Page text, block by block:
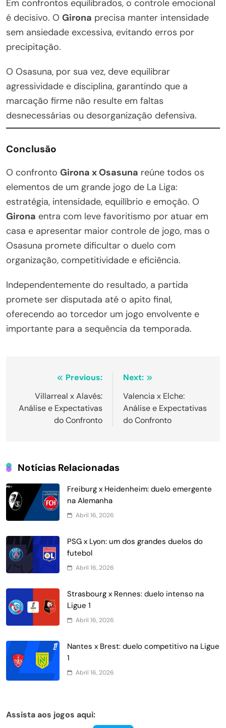
Em confrontos equilibrados, o controle emocional
é decisivo. O Girona precisa manter intensidade
sem ansiedade excessiva, evitando erros por
precipitação.
O Osasuna, por sua vez, deve equilibrar
agressividade e disciplina, garantindo que a
marcação firme não resulte em faltas
desnecessárias ou desorganização defensiva.
Conclusão
O confronto Girona x Osasuna reúne todos os
elementos de um grande jogo de La Liga:
estratégia, intensidade, equilíbrio e emoção. O
Girona entra com leve favoritismo por atuar em
casa e apresentar maior controle de jogo, mas o
Osasuna promete dificultar o duelo com
organização, competitividade e eficiência.
Independentemente do resultado, a partida
promete ser disputada até o apito final,
oferecendo ao torcedor um jogo envolvente e
importante para a sequência da temporada.
Navegação
Post
Previous:
Villarreal x Alavés:
Análise e Expectativas
do Confronto
Next:
Valencia x Elche:
Análise e Expectativas
do Confronto
Notícias Relacionadas
Freiburg x Heidenheim: duelo emergente
na Alemanha
Abril 16, 2026
PSG x Lyon: um dos grandes duelos do
futebol
Abril 16, 2026
Strasbourg x Rennes: duelo intenso na
Ligue 1
Abril 16, 2026
Nantes x Brest: duelo competitivo na Ligue
1
Abril 16, 2026
Assista aos jogos aqui: